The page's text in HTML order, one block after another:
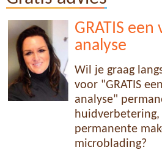
GRATIS
analyse
Wil je graag
voor "GRATIS
analyse"
permanente
microblading?